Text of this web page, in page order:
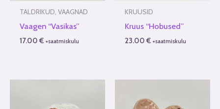
TALDRIKUD, VAAGNAD
Vaagen “Vasikas”
17.00€ +saatmiskulu
KRUUSID
Kruus “Hobused”
23.00€ +saatmiskulu